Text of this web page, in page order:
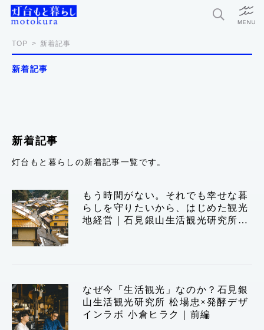
TOP 新着記事
新着記事
新着記事
灯台もと暮らしの新着記事一覧です。
もう時間がない。それでも幸せな暮
らしを守りたいから、はじめた観光
地経営｜石見銀山生活観光研究所
なぜ今「生活観光」なのか？石見銀
山生活観光研究所 松場忠×発酵デザ
インラボ 小倉ヒラク｜前編
灯台もと暮らしとは？
お問い合わせ